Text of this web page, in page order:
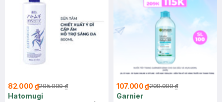
82.000 ₫205.000 ₫
Hatomugi
107.000 ₫209.000 ₫
Garnier